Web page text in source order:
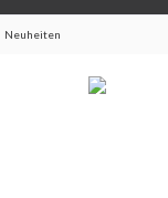
Neuheiten